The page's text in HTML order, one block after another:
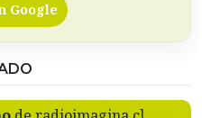
Google